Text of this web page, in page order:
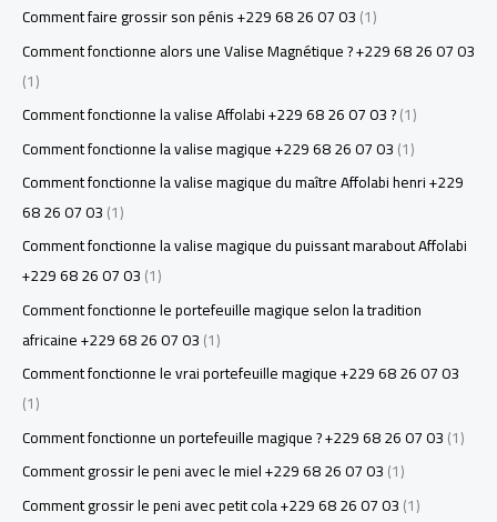
Comment faire grossir son pénis +229 68 26 07 03(1)
Comment fonctionne alors une Valise Magnétique ? +229 68 26 07 03
(1)
Comment fonctionne la valise Affolabi +229 68 26 07 03 ?(1)
Comment fonctionne la valise magique +229 68 26 07 03(1)
Comment fonctionne la valise magique du maître Affolabi henri +229
68 26 07 03(1)
Comment fonctionne la valise magique du puissant marabout Affolabi
+229 68 26 07 03(1)
Comment fonctionne le portefeuille magique selon la tradition
africaine +229 68 26 07 03(1)
Comment fonctionne le vrai portefeuille magique +229 68 26 07 03
(1)
Comment fonctionne un portefeuille magique ? +229 68 26 07 03(1)
Comment grossir le peni avec le miel +229 68 26 07 03(1)
Comment grossir le peni avec petit cola +229 68 26 07 03(1)